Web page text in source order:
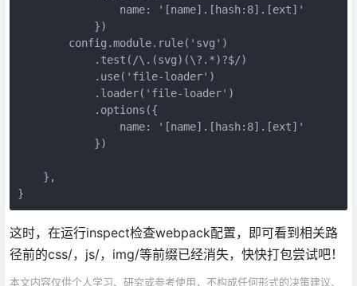
                name: '[name].[hash:8].[ext]'
            })
        config.module.rule('svg')
            .test(/\.(svg)(\?.*)?$/)
            .use('file-loader')
            .loader('file-loader')
            .options({
                name: '[name].[hash:8].[ext]'
            })
    },
}
这时，在运行inspect检查webpack配置，即可看到相关路
径前的css/，js/，img/等前缀已经消失，快快打包尝试吧！
本文内容仅供个人学习、研究或参考使用，不构成任何形式的决策建议、